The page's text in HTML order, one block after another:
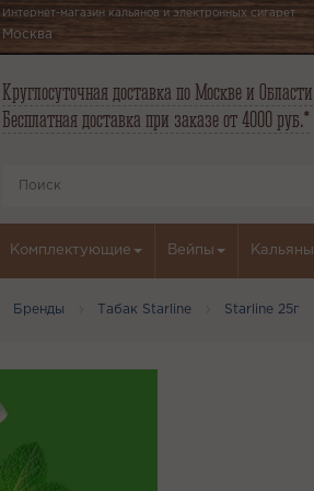
Интернет-магазин кальянов и электронных сигарет
Москва
Круглосуточная доставка по Москве и Области
Бесплатная доставка при заказе от 4000 руб.*
Комплектующие Вейпы Кальяны
Бренды Табак Starline Starline 25г